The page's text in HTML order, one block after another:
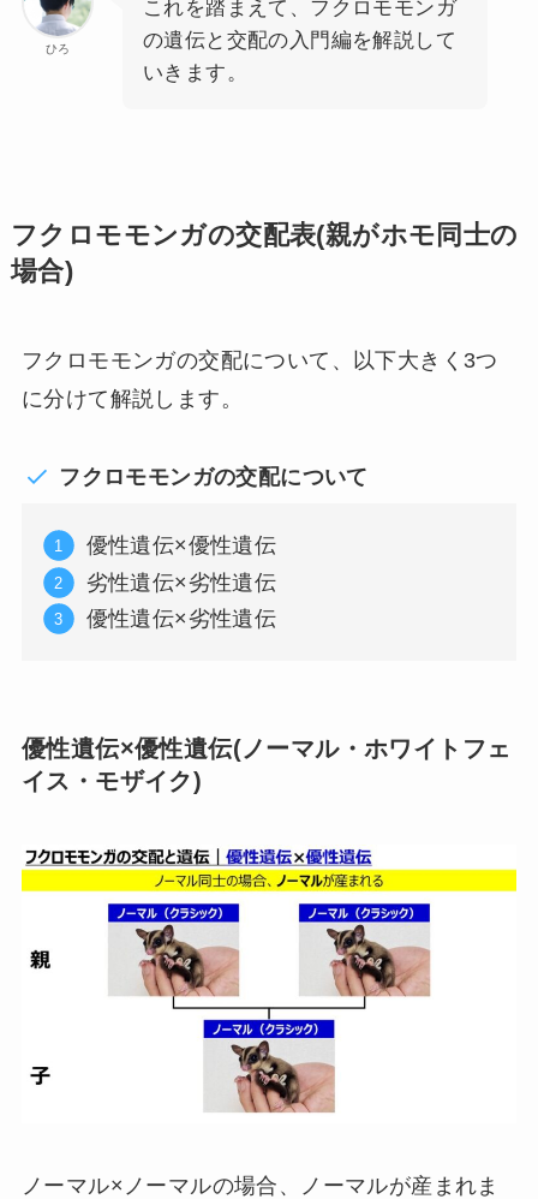
ひろ
これを踏まえて、フクロモモンガ
の遺伝と交配の入門編を解説して
いきます。
フクロモモンガの交配表(親がホモ同士の
場合)
フクロモモンガの交配について、以下大きく3つ
に分けて解説します。
フクロモモンガの交配について
優性遺伝×優性遺伝
劣性遺伝×劣性遺伝
優性遺伝×劣性遺伝
優性遺伝×優性遺伝(ノーマル・ホワイトフェ
イス・モザイク)
ノーマル×ノーマルの場合、ノーマルが産まれま